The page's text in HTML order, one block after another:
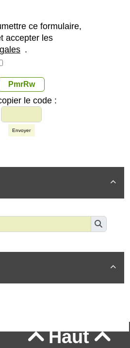
ce formulaire,
accepter les
.
PmrRw
le code :
Envoyer


Haut